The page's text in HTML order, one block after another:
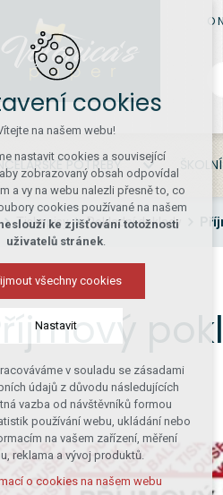
O
POTŘEBY
Tiskopisy Pokladní doklady
Příjmový
cookies
na našem webu!
nastavit cookies a související
zobrazovaný obsah odpovídal
a vy na webu nalezli přesně to, co
cookies používané na našem
ke zjišťování totožnosti
uživatelů stránek.
všechny cookies
Nastavit
provozování webu
kontextu stránek (session):
přihlášení, volby jazyka, apod.
pro anonymizované
v souladu se zásadami
údajů z důvodu následujících
vazba od návštěvníků formou
používání webu, ukládání nebo
na vašem zařízení, měření
reklama a vývoj produktů.
o cookies na našem webu